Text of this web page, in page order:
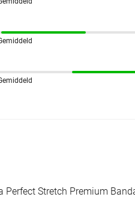
Perfect Stretch Premium